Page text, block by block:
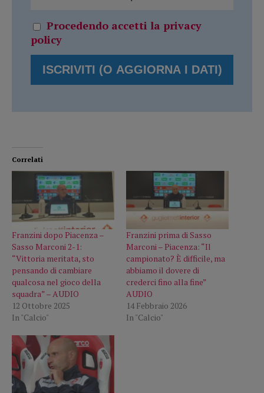
Procedendo accetti la privacy
policy
Correlati
Franzini dopo Piacenza –
Sasso Marconi 2-1:
“Vittoria meritata, sto
pensando di cambiare
qualcosa nel gioco della
squadra” – AUDIO
12 Ottobre 2025
In "Calcio"
Franzini prima di Sasso
Marconi – Piacenza: “Il
campionato? È difficile, ma
abbiamo il dovere di
crederci fino alla fine”
AUDIO
14 Febbraio 2026
In "Calcio"